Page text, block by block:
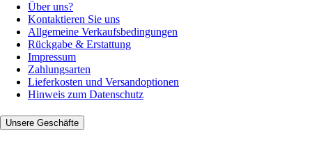
Über uns?
Kontaktieren Sie uns
Allgemeine Verkaufsbedingungen
Rückgabe & Erstattung
Impressum
Zahlungsarten
Lieferkosten und Versandoptionen
Hinweis zum Datenschutz
Unsere Geschäfte